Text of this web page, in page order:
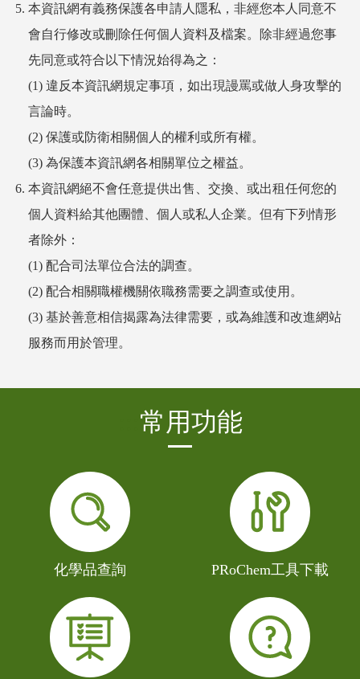
本資訊網有義務保護各申請人隱私，非經您本人同意不
會自行修改或刪除任何個人資料及檔案。除非經過您事
先同意或符合以下情況始得為之：
(1) 違反本資訊網規定事項，如出現謾罵或做人身攻擊的
言論時。
(2) 保護或防衛相關個人的權利或所有權。
(3) 為保護本資訊網各相關單位之權益。
本資訊網絕不會任意提供出售、交換、或出租任何您的
個人資料給其他團體、個人或私人企業。但有下列情形
者除外：
(1) 配合司法單位合法的調查。
(2) 配合相關職權機關依職務需要之調查或使用。
(3) 基於善意相信揭露為法律需要，或為維護和改進網站
服務而用於管理。
常用功能
化學品查詢 PRoChem工具下載